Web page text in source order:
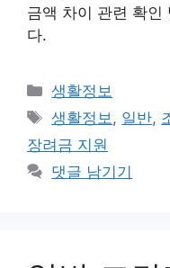
금액 차이 관련 확인
다.
카
테
고
리
생활정보
태
그
생활정보 , 일반,
장려금 지원
댓글 남기기